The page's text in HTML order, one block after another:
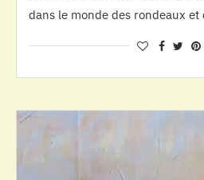
dans le monde des rondeaux et